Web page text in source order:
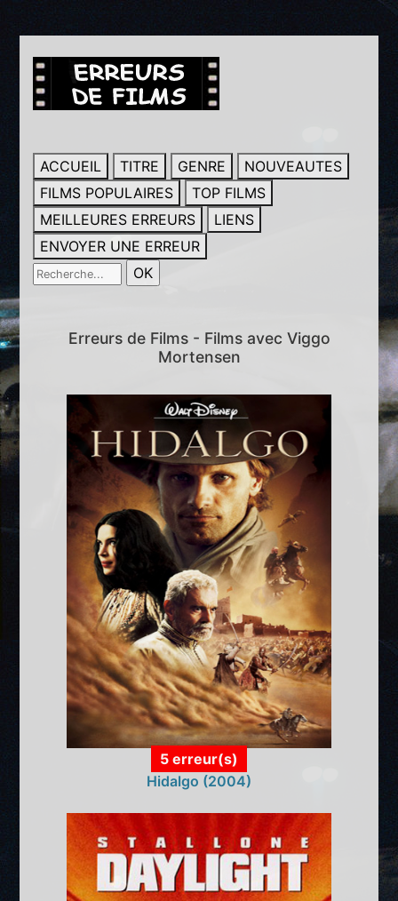
ACCUEIL TITRE GENRE
NOUVEAUTES
FILMS POPULAIRES
TOP FILMS
MEILLEURES ERREURS
LIENS
ENVOYER UNE ERREUR
Erreurs de Films - Films avec Viggo
Mortensen
5 erreur(s)
Hidalgo (2004)